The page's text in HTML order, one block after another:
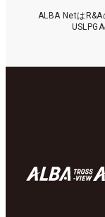
ALBA Netは